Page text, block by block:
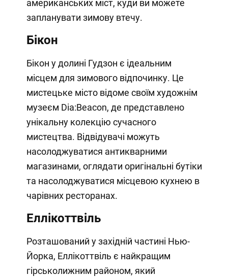
американських міст, куди ви можете
запланувати зимову втечу.
Бікон
Бікон у долині Гудзон є ідеальним
місцем для зимового відпочинку. Це
мистецьке місто відоме своїм художнім
музеєм Dia:Beacon, де представлено
унікальну колекцію сучасного
мистецтва. Відвідувачі можуть
насолоджуватися антикварними
магазинами, оглядати оригінальні бутіки
та насолоджуватися місцевою кухнею в
чарівних ресторанах.
Еллікоттвіль
Розташований у західній частині Нью-
Йорка, Еллікоттвіль є найкращим
гірськолижним районом, який